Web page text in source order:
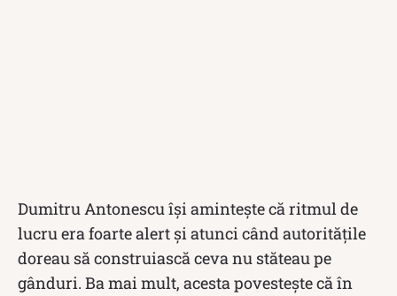
Dumitru Antonescu își amintește că ritmul de
lucru era foarte alert și atunci când autoritățile
doreau să construiască ceva nu stăteau pe
gânduri. Ba mai mult, acesta povestește că în